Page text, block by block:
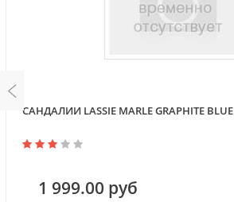
САНДАЛИИ LASSIE MARLE GRAPHITE BLUE
1 999.00 руб